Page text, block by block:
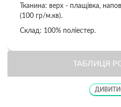
Тканина: верх - плащівка,
(100 гр/м.кв).
Склад: 100% поліестер.
ТАБЛИЦЯ